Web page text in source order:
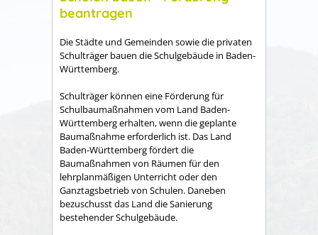
beantragen
Die Städte und Gemeinden sowie die privaten
Schulträger bauen die Schulgebäude in Baden-
Württemberg.
Schulträger können eine Förderung für
Schulbaumaßnahmen vom Land Baden-
Württemberg erhalten, wenn die geplante
Baumaßnahme erforderlich ist. Das Land
Baden-Württemberg fördert die
Baumaßnahmen von Räumen für den
lehrplanmäßigen Unterricht oder den
Ganztagsbetrieb von Schulen. Daneben
bezuschusst das Land die Sanierung
bestehender Schulgebäude.